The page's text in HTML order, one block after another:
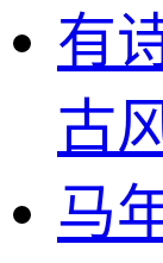
有
古
马